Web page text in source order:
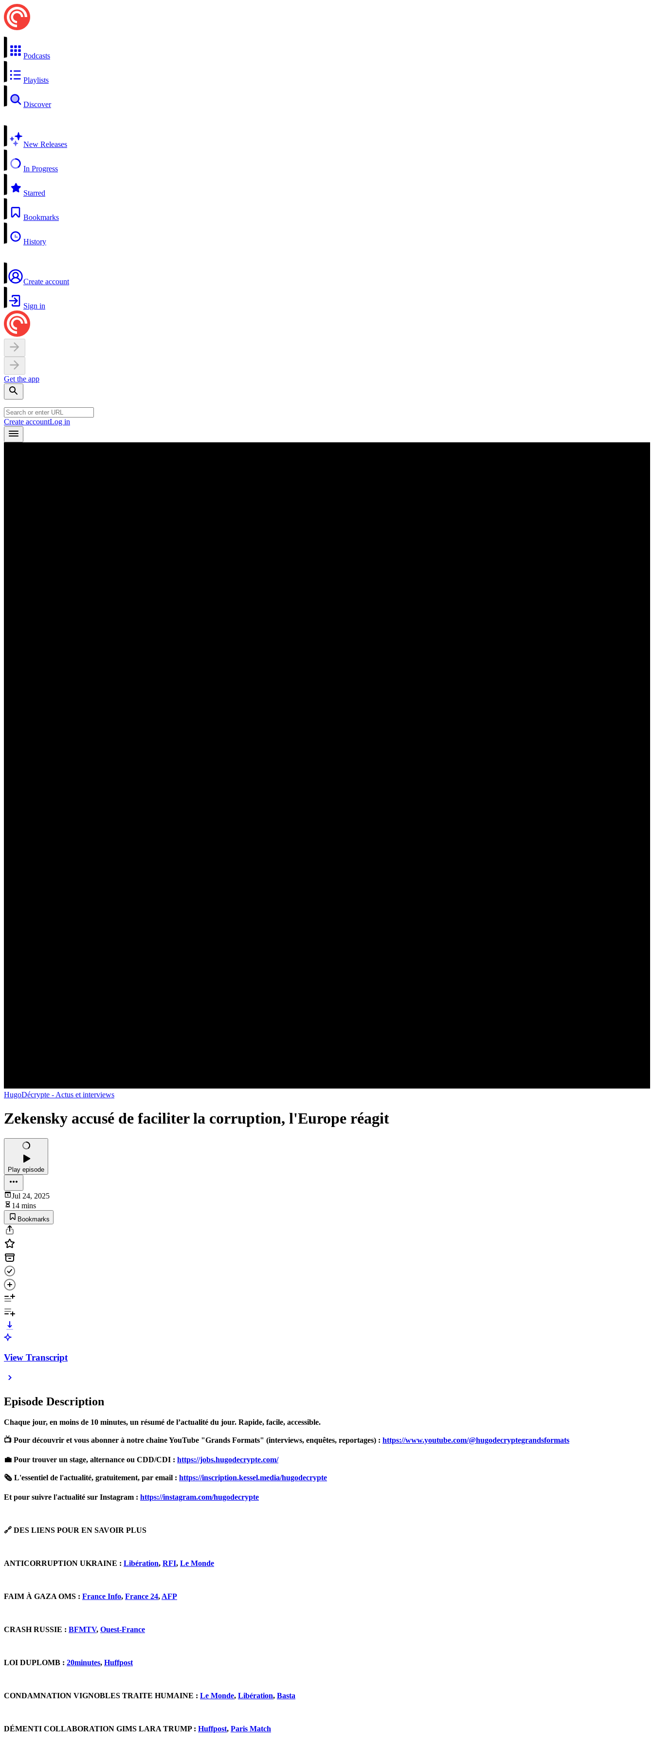
Podcasts
Playlists
Discover
New Releases
In Progress
Starred
Bookmarks
History
Create account
Sign in
Get the app
Create accountLog in
HugoDécrypte - Actus et interviews
Zekensky accusé de faciliter la corruption, l'Europe réagit
Play episode
Jul 24, 2025
14 mins
Bookmarks
View Transcript
Episode Description
Chaque jour, en moins de 10 minutes, un résumé de l’actualité du jour. Rapide, facile, accessible.
📺 Pour découvrir et vous abonner à notre chaine YouTube "Grands Formats" (interviews, enquêtes, reportages) : https://www.youtube.com/@hugodecryptegrandsformats
💼 Pour trouver un stage, alternance ou CDD/CDI : https://jobs.hugodecrypte.com/
🗞️ L'essentiel de l'actualité, gratuitement, par email : https://inscription.kessel.media/hugodecrypte
Et pour suivre l'actualité sur Instagram : https://instagram.com/hugodecrypte
🔗 DES LIENS POUR EN SAVOIR PLUS
ANTICORRUPTION UKRAINE : Libération, RFI, Le Monde
FAIM À GAZA OMS : France Info, France 24, AFP
CRASH RUSSIE : BFMTV, Ouest-France
LOI DUPLOMB : 20minutes, Huffpost
CONDAMNATION VIGNOBLES TRAITE HUMAINE : Le Monde, Libération, Basta
DÉMENTI COLLABORATION GIMS LARA TRUMP : Huffpost, Paris Match